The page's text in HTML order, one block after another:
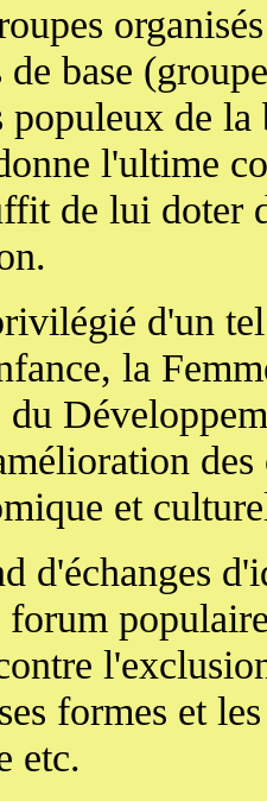
de base
populeux de
l'ultime
de lui doter
d'un
la
du
des
et
d'échanges
formes et
etc.